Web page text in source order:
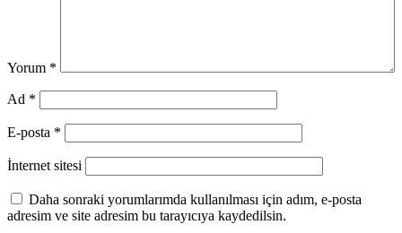
Yorum *
Ad *
E-posta *
İnternet sitesi
Daha sonraki yorumlarımda kullanılması için adım, e-posta
adresim ve site adresim bu tarayıcıya kaydedilsin.